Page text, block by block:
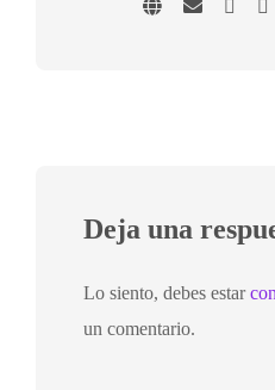
Deja una
Lo siento, debes estar
un comentario.